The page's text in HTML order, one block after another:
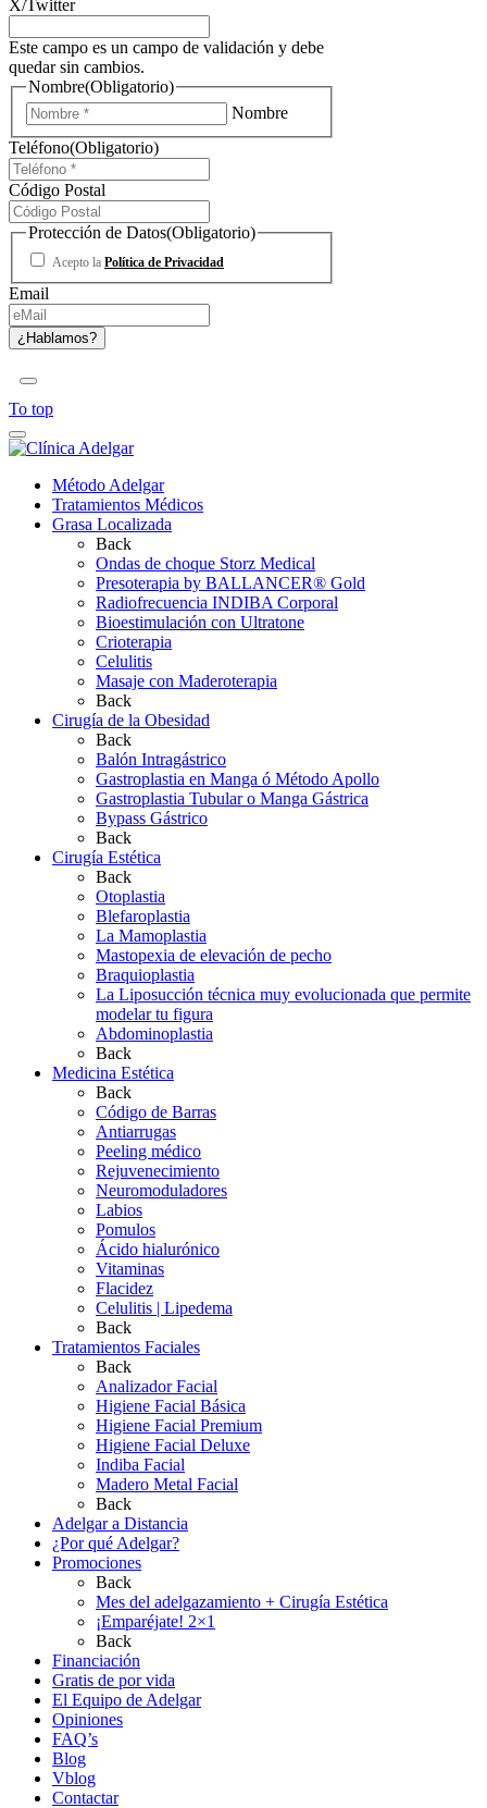
X/Twitter
Este campo es un campo de validación y debe
quedar sin cambios.
Nombre(Obligatorio)
Nombre
Teléfono(Obligatorio)
Código Postal
Protección de Datos(Obligatorio)
Acepto la Política de Privacidad
Email
To top
Método Adelgar
Tratamientos Médicos
Grasa Localizada
Back
Ondas de choque Storz Medical
Presoterapia by BALLANCER® Gold
Radiofrecuencia INDIBA Corporal
Bioestimulación con Ultratone
Crioterapia
Celulitis
Masaje con Maderoterapia
Back
Cirugía de la Obesidad
Back
Balón Intragástrico
Gastroplastia en Manga ó Método Apollo
Gastroplastia Tubular o Manga Gástrica
Bypass Gástrico
Back
Cirugía Estética
Back
Otoplastia
Blefaroplastia
La Mamoplastia
Mastopexia de elevación de pecho
Braquioplastia
La Liposucción técnica muy evolucionada que permite
modelar tu figura
Abdominoplastia
Back
Medicina Estética
Back
Código de Barras
Antiarrugas
Peeling médico
Rejuvenecimiento
Neuromoduladores
Labios
Pomulos
Ácido hialurónico
Vitaminas
Flacidez
Celulitis | Lipedema
Back
Tratamientos Faciales
Back
Analizador Facial
Higiene Facial Básica
Higiene Facial Premium
Higiene Facial Deluxe
Indiba Facial
Madero Metal Facial
Back
Adelgar a Distancia
¿Por qué Adelgar?
Promociones
Back
Mes del adelgazamiento + Cirugía Estética
¡Emparéjate! 2×1
Back
Financiación
Gratis de por vida
El Equipo de Adelgar
Opiniones
FAQ’s
Blog
Vblog
Contactar